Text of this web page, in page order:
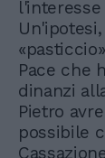
Pace che
dinanzi
Pietro
possibile